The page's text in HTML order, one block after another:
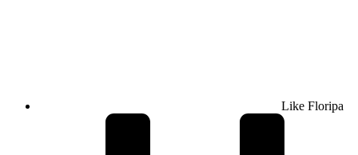
Like Floripa